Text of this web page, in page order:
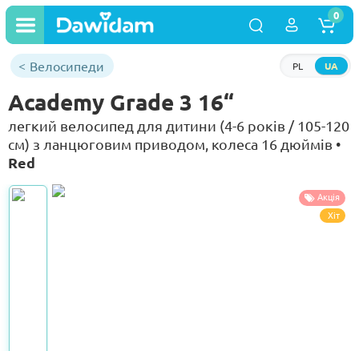
PL UA
0
Велосипеди
Academy Grade 3 16“
легкий велосипед для дитини (4-6 років / 105-120
см) з ланцюговим приводом, колеса 16 дюймів •
Red
Акція
Хіт